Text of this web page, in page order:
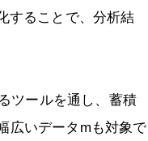
することで、分析結
ツールを通し、蓄積
広いデータmも対象で